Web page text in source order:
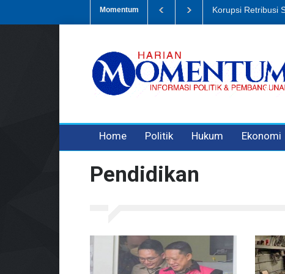
Momentum Dugaan Penipuan
Home Politik Hukum Ekonomi
Pendidikan